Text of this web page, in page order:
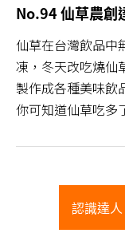
No.94 仙草農創
仙草在台灣飲品中
凍，冬天改吃燒仙
製作成各種美味飲
你可知道仙草吃多
認識達人